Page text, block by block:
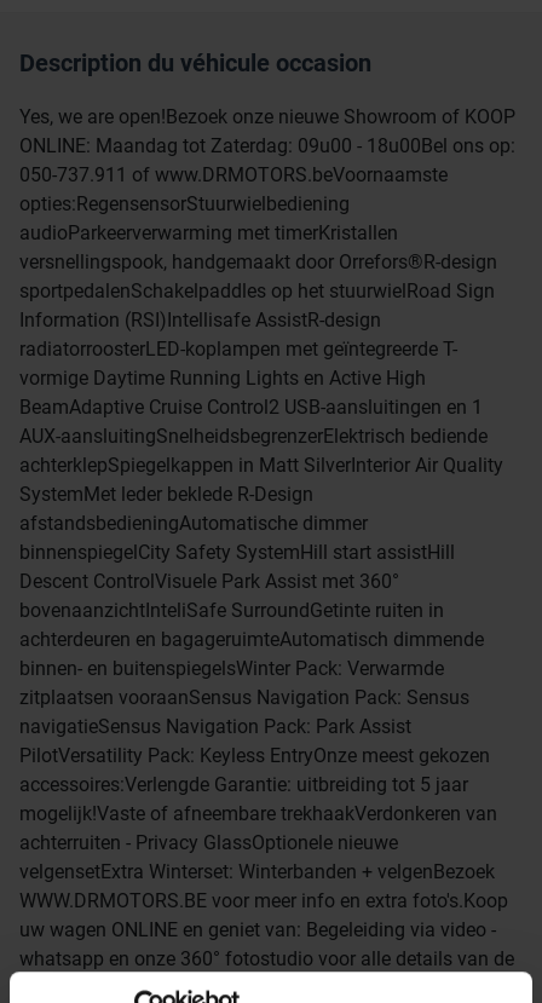
Description du véhicule occasion
Yes, we are open!Bezoek onze nieuwe Showroom of KOOP
ONLINE: Maandag tot Zaterdag: 09u00 - 18u00Bel ons op:
050-737.911 of www.DRMOTORS.beVoornaamste
opties:RegensensorStuurwielbediening
audioParkeerverwarming met timerKristallen
versnellingspook, handgemaakt door Orrefors®R-design
sportpedalenSchakelpaddles op het stuurwielRoad Sign
Information (RSI)Intellisafe AssistR-design
radiatorroosterLED-koplampen met geïntegreerde T-
vormige Daytime Running Lights en Active High
BeamAdaptive Cruise Control2 USB-aansluitingen en 1
AUX-aansluitingSnelheidsbegrenzerElektrisch bediende
achterklepSpiegelkappen in Matt SilverInterior Air Quality
SystemMet leder beklede R-Design
afstandsbedieningAutomatische dimmer
binnenspiegelCity Safety SystemHill start assistHill
Descent ControlVisuele Park Assist met 360°
bovenaanzichtInteliSafe SurroundGetinte ruiten in
achterdeuren en bagageruimteAutomatisch dimmende
binnen- en buitenspiegelsWinter Pack: Verwarmde
zitplaatsen vooraanSensus Navigation Pack: Sensus
navigatieSensus Navigation Pack: Park Assist
PilotVersatility Pack: Keyless EntryOnze meest gekozen
accessoires:Verlengde Garantie: uitbreiding tot 5 jaar
mogelijk!Vaste of afneembare trekhaakVerdonkeren van
achterruiten - Privacy GlassOptionele nieuwe
velgensetExtra Winterset: Winterbanden + velgenBezoek
WWW.DRMOTORS.BE voor meer info en extra foto's.Koop
uw wagen ONLINE en geniet van: Begeleiding via video -
whatsapp en onze 360° fotostudio voor alle details van de
wagen.GRATIS thuislevering in België of ophalen in onze